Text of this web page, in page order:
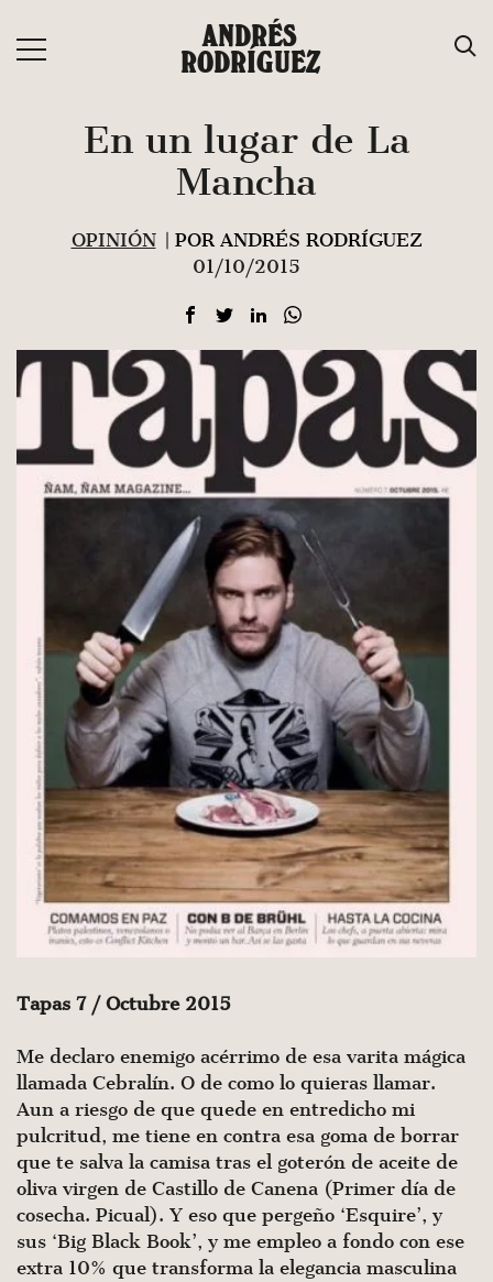
contenido
ANDRÉS
RODRÍGUEZ
En un lugar de La
Mancha
OPINIÓN
| POR ANDRÉS RODRÍGUEZ
01/10/2015
Tapas 7 / Octubre 2015
Me declaro enemigo acérrimo de esa varita mágica
llamada Cebralín. O de como lo quieras llamar.
Aun a riesgo de que quede en entredicho mi
pulcritud, me tiene en contra esa goma de borrar
que te salva la camisa tras el goterón de aceite de
oliva virgen de Castillo de Canena (Primer día de
cosecha. Picual). Y eso que pergeño ‘Esquire’, y
sus ‘Big Black Book’, y me empleo a fondo con ese
extra 10% que transforma la elegancia masculina